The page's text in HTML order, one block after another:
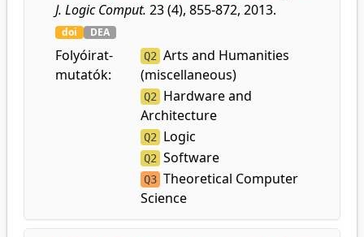
J. Logic Comput. 23 (4), 855-872, 2013.
doi DEA
Folyóirat-
mutatók:
Q2 Arts and Humanities
(miscellaneous)
Q2
Hardware and
Architecture
Q2 Logic
Q2 Software
Q3 Theoretical Computer
Science